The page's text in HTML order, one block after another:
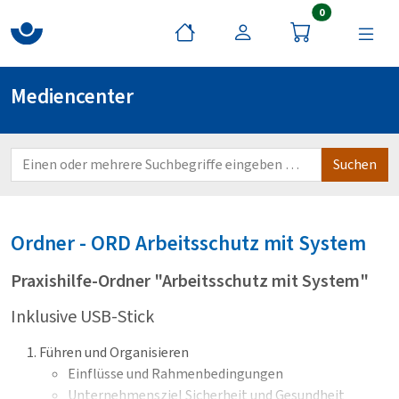
0Artikel im
Mediencenter
Ordner - ORDArbeitsschutz mit System
Praxishilfe-Ordner "Arbeitsschutz mit System"
Inklusive USB-Stick
Führen und Organisieren
Einflüsse und Rahmenbedingungen
Unternehmensziel Sicherheit und Gesundheit